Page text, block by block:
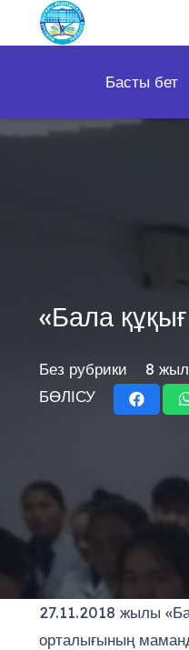
Басты бет
«Бала
Без рубрики
8
БӨЛІСУ
27.11.2018 жылы
орталығының